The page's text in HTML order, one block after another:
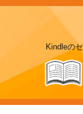
Kindleの